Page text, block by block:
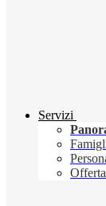
Servizi